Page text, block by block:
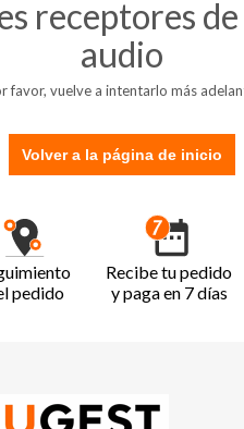
receptores
audio
favor, vuelve a intentarlo más
Volver a la página de inicio
pedido
Recibe tu pedido
y paga en 7 días